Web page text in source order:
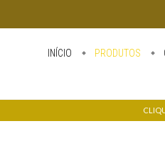
INÍCIO PRODUTOS